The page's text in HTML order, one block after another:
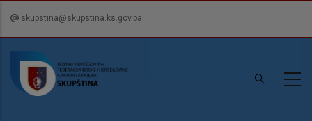
content
skupstina@skupstina.ks.gov.ba